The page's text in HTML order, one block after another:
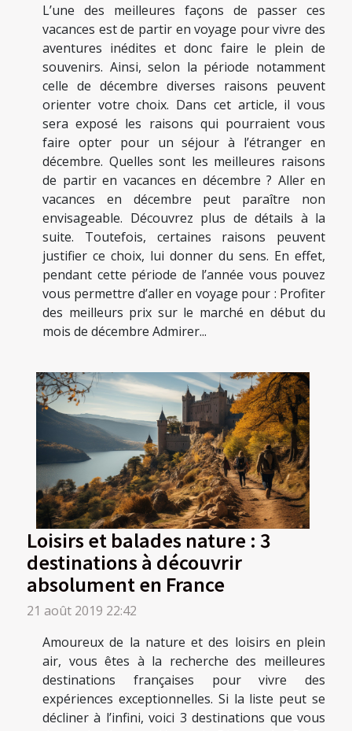
L’une des meilleures façons de passer ces
vacances est de partir en voyage pour vivre des
aventures inédites et donc faire le plein de
souvenirs. Ainsi, selon la période notamment
celle de décembre diverses raisons peuvent
orienter votre choix. Dans cet article, il vous
sera exposé les raisons qui pourraient vous
faire opter pour un séjour à l’étranger en
décembre. Quelles sont les meilleures raisons
de partir en vacances en décembre ? Aller en
vacances en décembre peut paraître non
envisageable. Découvrez plus de détails à la
suite. Toutefois, certaines raisons peuvent
justifier ce choix, lui donner du sens. En effet,
pendant cette période de l’année vous pouvez
vous permettre d’aller en voyage pour : Profiter
des meilleurs prix sur le marché en début du
mois de décembre Admirer...
Loisirs et balades nature : 3
destinations à découvrir
absolument en France
21 août 2019 22:42
Amoureux de la nature et des loisirs en plein
air, vous êtes à la recherche des meilleures
destinations françaises pour vivre des
expériences exceptionnelles. Si la liste peut se
décliner à l’infini, voici 3 destinations que vous